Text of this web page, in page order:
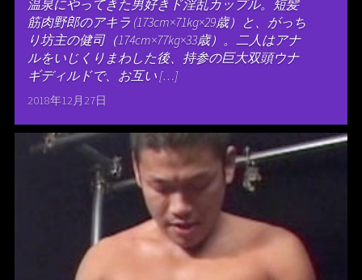
温泉にやってきた男好きド淫乱カップル。短髪
筋肉野郎のアキラ (173cm×71kg×29歳）と、がっち
り坊主の健司（174cm×77kg×33歳）。二人はアナ
ルをいじくりまわした後、持参の巨大双頭ウナ
ギディルドで、お互い […]
2018年12月27日